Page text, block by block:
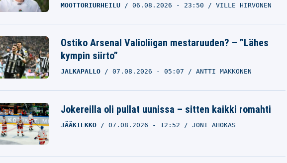
MOOTTORIURHEILU 06.08.2026 - 23:50 VILLE HIRVONEN
Ostiko Arsenal Valioliigan mestaruuden? – ”Lähes
kympin siirto”
JALKAPALLO 07.08.2026 - 05:07 ANTTI MAKKONEN
Jokereilla oli pullat uunissa – sitten kaikki romahti
JÄÄKIEKKO 07.08.2026 - 12:52 JONI AHOKAS